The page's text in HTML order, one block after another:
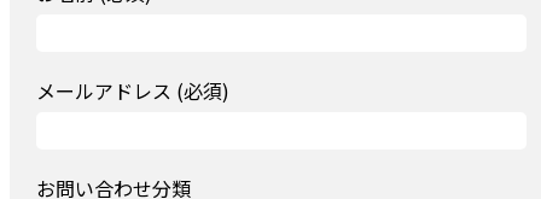
メールアドレス (必須)
お問い合わせ分類